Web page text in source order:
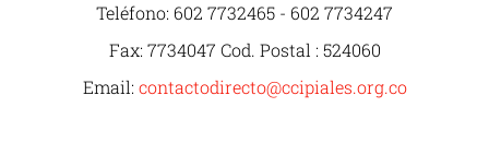
Teléfono: 602 7732465 - 602 7734247
Fax: 7734047 Cod. Postal : 524060
Email: contactodirecto@ccipiales.org.co